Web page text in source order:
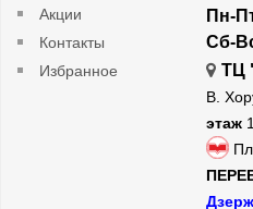
Акции
Контакты
Избранное
Пн-
Сб-
ТЦ
В.
этаж